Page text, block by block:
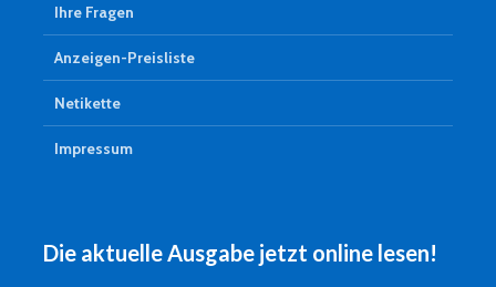
Ihre Fragen
Anzeigen-Preisliste
Netikette
Impressum
Die aktuelle Ausgabe jetzt online lesen!